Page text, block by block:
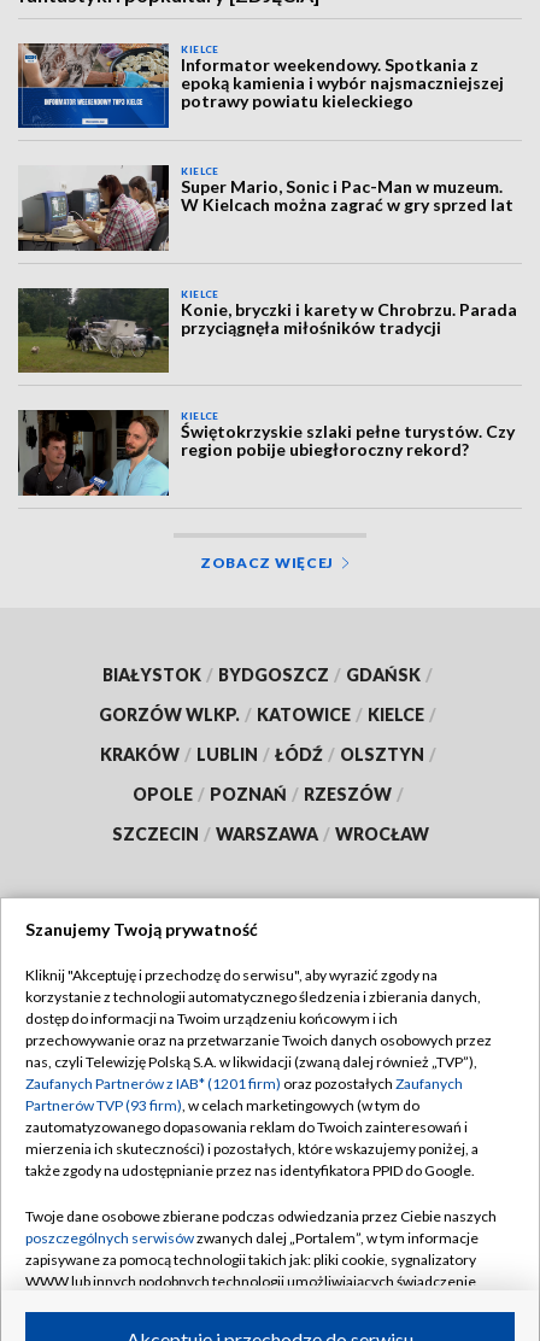
KIELCE
Informator weekendowy. Spotkania z
epoką kamienia i wybór najsmaczniejszej
potrawy powiatu kieleckiego
KIELCE
Super Mario, Sonic i Pac-Man w muzeum.
W Kielcach można zagrać w gry sprzed lat
KIELCE
Konie, bryczki i karety w Chrobrzu. Parada
przyciągnęła miłośników tradycji
KIELCE
Świętokrzyskie szlaki pełne turystów. Czy
region pobije ubiegłoroczny rekord?
ZOBACZ WIĘCEJ
BIAŁYSTOK / BYDGOSZCZ / GDAŃSK /
GORZÓW WLKP. / KATOWICE / KIELCE /
KRAKÓW / LUBLIN / ŁÓDŹ / OLSZTYN /
OPOLE / POZNAŃ / RZESZÓW /
SZCZECIN / WARSZAWA / WROCŁAW
TVP
Abonament TVP
Emisja w TVP
Centrum informacji TVP
Naziemna Telewizja Cyfrowa
Rada Programowa
System NOS
Informacje o nadawcy
Regulamin TVP
Polityka prywatności
Moje zgody
Pomoc
Kontakt
Kanały
Szanujemy Twoją prywatność
Kliknij "Akceptuję i przechodzę do serwisu", aby wyrazić zgody na
korzystanie z technologii automatycznego śledzenia i zbierania danych,
dostęp do informacji na Twoim urządzeniu końcowym i ich
przechowywanie oraz na przetwarzanie Twoich danych osobowych przez
nas, czyli Telewizję Polską S.A. w likwidacji (zwaną dalej również „TVP”),
Zaufanych Partnerów z IAB* (1201 firm) oraz pozostałych Zaufanych
Partnerów TVP (93 firm), w celach marketingowych (w tym do
zautomatyzowanego dopasowania reklam do Twoich zainteresowań i
mierzenia ich skuteczności) i pozostałych, które wskazujemy poniżej, a
także zgody na udostępnianie przez nas identyfikatora PPID do Google.
Twoje dane osobowe zbierane podczas odwiedzania przez Ciebie naszych
poszczególnych serwisówzwanych dalej „Portalem”, w tym informacje
zapisywane za pomocą technologii takich jak: pliki cookie, sygnalizatory
WWW lub innych podobnych technologii umożliwiających świadczenie